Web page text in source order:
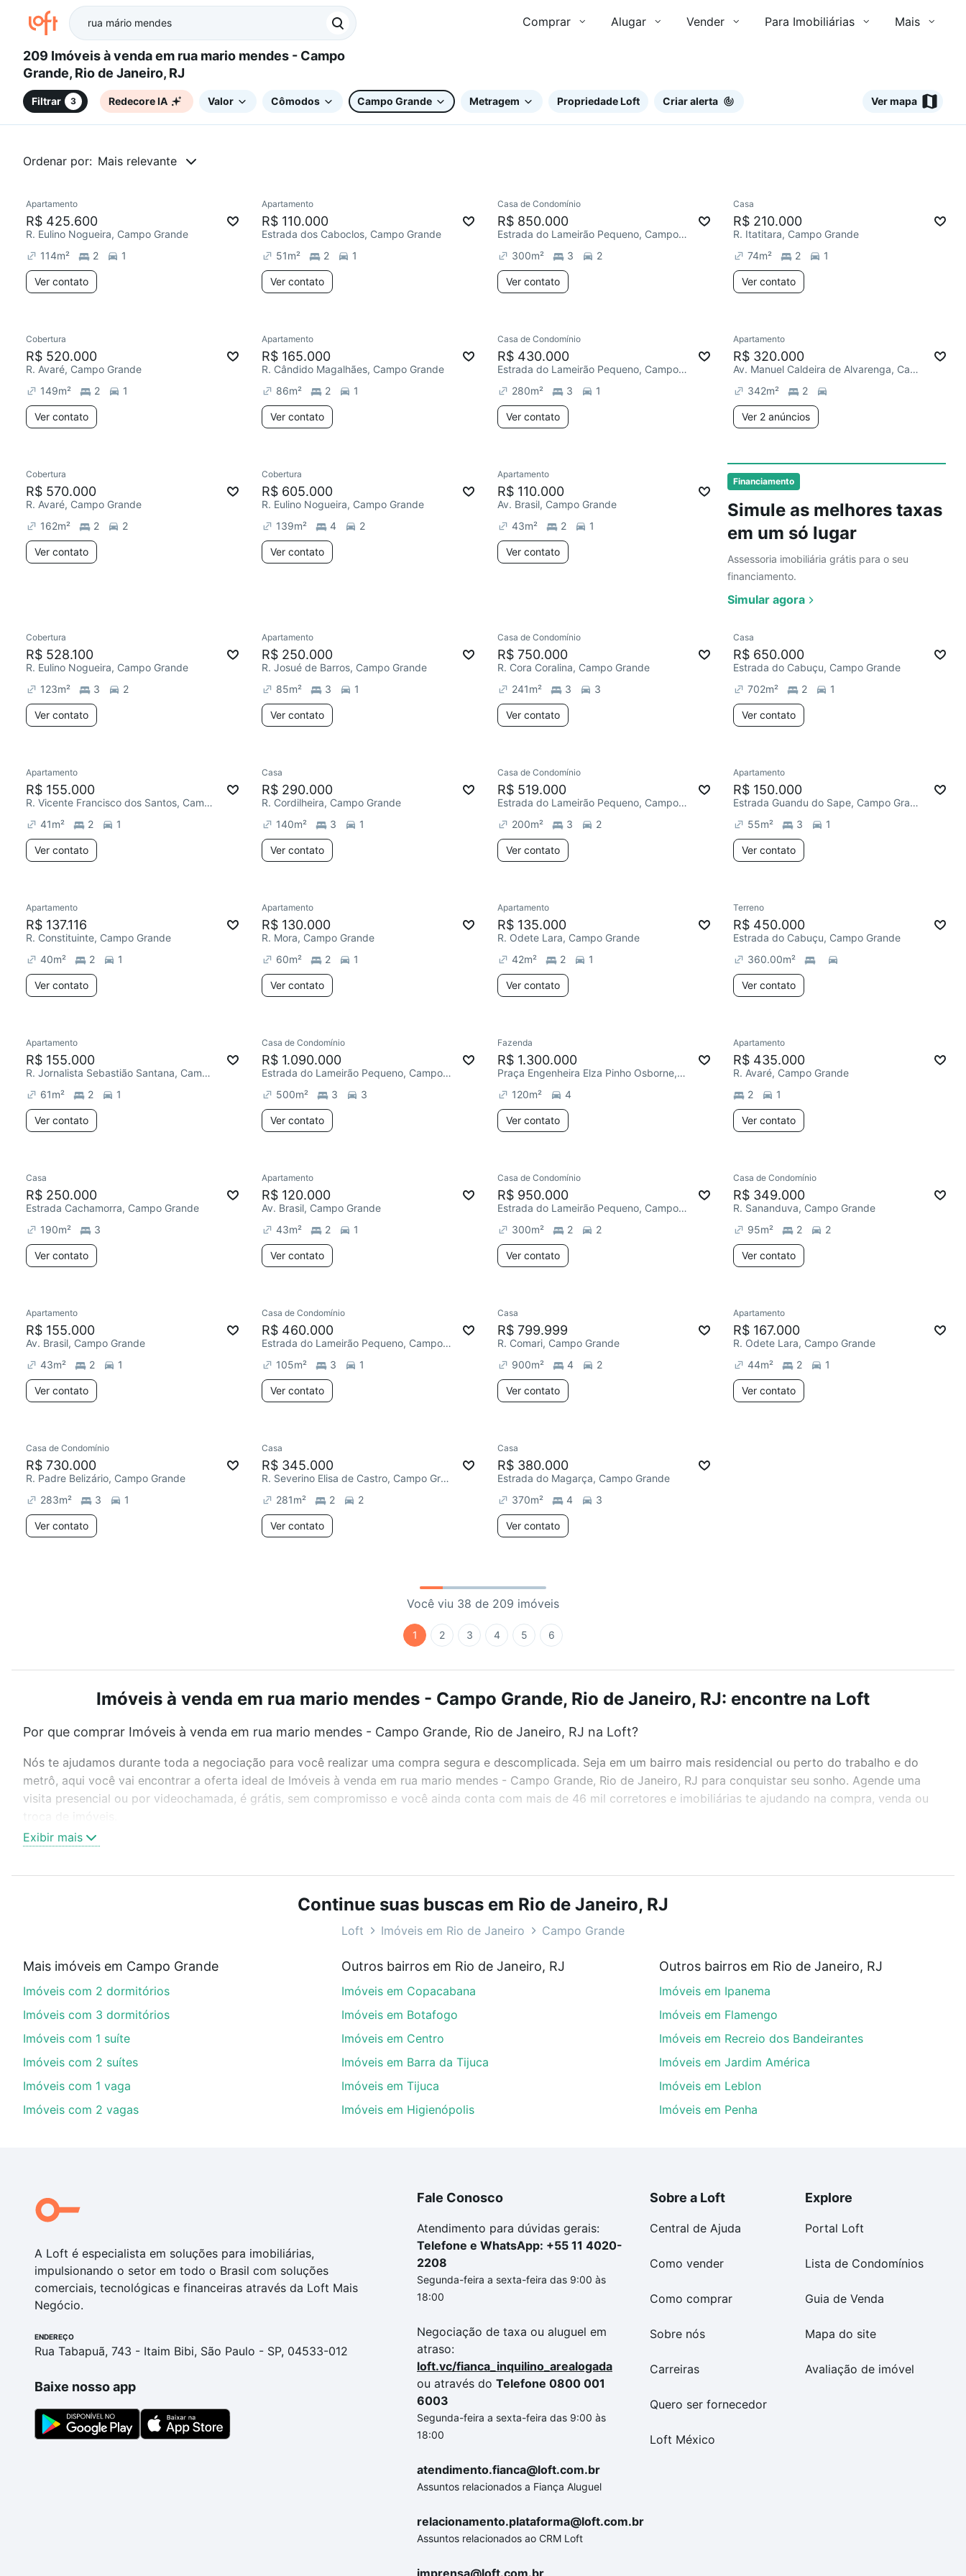
Comprar Alugar Vender Para Imobiliárias Mais
209 Imóveis à venda em rua mario mendes - Campo
Grande, Rio de Janeiro, RJ
Filtrar 3 Redecore IA Valor Cômodos Campo Grande Metragem Propriedade Loft Criar alerta Ver mapa
Ordenar por: Mais relevante
Financiamento
Simule as melhores taxas
em um só lugar
Assessoria imobiliária grátis para o seu
financiamento.
Simular agora
Chegou este mês
Apartamento
R$ 425.600
R. Eulino Nogueira, Campo Grande
114m² 2 1
Ver contato
Chegou este mês
Apartamento
R$ 110.000
Estrada dos Caboclos, Campo Grande
51m² 2 1
Ver contato
Chegou este mês
Casa de Condomínio
R$ 850.000
Estrada do Lameirão Pequeno, Campo Grande
300m² 3 2
Ver contato
Chegou este mês
Casa
R$ 210.000
R. Itatitara, Campo Grande
74m² 2 1
Ver contato
Chegou este mês
Cobertura
R$ 520.000
R. Avaré, Campo Grande
149m² 2 1
Ver contato
Redecorar
Apartamento
R$ 165.000
R. Cândido Magalhães, Campo Grande
86m² 2 1
Ver contato
Chegou este mês
Casa de Condomínio
R$ 430.000
Estrada do Lameirão Pequeno, Campo Grande
280m² 3 1
Ver contato
Chegou este mês
Apartamento
R$ 320.000
Av. Manuel Caldeira de Alvarenga, Campo Grande
342m² 2
Ver 2 anúncios
Redecorar
Ver
Cobertura
R$ 570.000
R. Avaré, Campo Grande
162m² 2 2
Ver contato
Chegou este mês
Cobertura
R$ 605.000
R. Eulino Nogueira, Campo Grande
139m² 4 2
Ver contato
Chegou este mês
Apartamento
R$ 110.000
Av. Brasil, Campo Grande
43m² 2 1
Ver contato
Chegou este mês
Cobertura
R$ 528.100
R. Eulino Nogueira, Campo Grande
123m² 3 2
Ver contato
Apartamento
R$ 250.000
R. Josué de Barros, Campo Grande
85m² 3 1
Ver contato
Casa de Condomínio
R$ 750.000
R. Cora Coralina, Campo Grande
241m² 3 3
Ver contato
Casa
R$ 650.000
Estrada do Cabuçu, Campo Grande
702m² 2 1
Ver contato
Apartamento
R$ 155.000
R. Vicente Francisco dos Santos, Campo Grande
41m² 2 1
Ver contato
Casa
R$ 290.000
R. Cordilheira, Campo Grande
140m² 3 1
Ver contato
Casa de Condomínio
R$ 519.000
Estrada do Lameirão Pequeno, Campo Grande
200m² 3 2
Ver contato
Apartamento
R$ 150.000
Estrada Guandu do Sape, Campo Grande
55m² 3 1
Ver contato
Apartamento
R$ 137.116
R. Constituinte, Campo Grande
40m² 2 1
Ver contato
Apartamento
R$ 130.000
R. Mora, Campo Grande
60m² 2 1
Ver contato
Apartamento
R$ 135.000
R. Odete Lara, Campo Grande
42m² 2 1
Ver contato
Terreno
R$ 450.000
Estrada do Cabuçu, Campo Grande
360.00m²
Ver contato
Apartamento
R$ 155.000
R. Jornalista Sebastião Santana, Campo Grande
61m² 2 1
Ver contato
Casa de Condomínio
R$ 1.090.000
Estrada do Lameirão Pequeno, Campo Grande
500m² 3 3
Ver contato
Fazenda
R$ 1.300.000
Praça Engenheira Elza Pinho Osborne, Campo Grande
120m² 4
Ver contato
Apartamento
R$ 435.000
R. Avaré, Campo Grande
2
1
Ver contato
Casa
R$ 250.000
Estrada Cachamorra, Campo Grande
190m² 3
Ver contato
Apartamento
R$ 120.000
Av. Brasil, Campo Grande
43m² 2 1
Ver contato
Casa de Condomínio
R$ 950.000
Estrada do Lameirão Pequeno, Campo Grande
300m² 2 2
Ver contato
Casa de Condomínio
R$ 349.000
R. Sananduva, Campo Grande
95m² 2 2
Ver contato
Apartamento
R$ 155.000
Av. Brasil, Campo Grande
43m² 2 1
Ver contato
Casa de Condomínio
R$ 460.000
Estrada do Lameirão Pequeno, Campo Grande
105m² 3 1
Ver contato
Casa
R$ 799.999
R. Comari, Campo Grande
900m² 4 2
Ver contato
Apartamento
R$ 167.000
R. Odete Lara, Campo Grande
44m² 2 1
Ver contato
Casa de Condomínio
R$ 730.000
R. Padre Belizário, Campo Grande
283m² 3 1
Ver contato
Casa
R$ 345.000
R. Severino Elisa de Castro, Campo Grande
281m² 2 2
Ver contato
Casa
R$ 380.000
Estrada do Magarça, Campo Grande
370m² 4 3
Ver contato
Você viu 38 de 209 imóveis
1 2 3 4 5 6
Imóveis à venda em rua mario mendes - Campo Grande, Rio de Janeiro, RJ: encontre na Loft
Por que comprar Imóveis à venda em rua mario mendes - Campo Grande, Rio de Janeiro, RJ na Loft?
Nós te ajudamos durante toda a negociação para você realizar uma compra segura e descomplicada. Seja em um bairro mais residencial ou perto do trabalho e do
metrô, aqui você vai encontrar a oferta ideal de Imóveis à venda em rua mario mendes - Campo Grande, Rio de Janeiro, RJ para conquistar seu sonho. Agende uma
visita presencial ou por videochamada, é grátis, sem compromisso e você ainda conta com mais de 46 mil corretores e imobiliárias te ajudando na compra, venda ou
Como escolher um imóvel?
Use barra de busca no topo para pesquisar por ruas, bairros e até condomínios favoritos. Você também pode usar os filtros como quantidade de quartos, suítes, com
ou sem vaga de garagem para combinar perfeitamente com o preço, metragem e comodidades, como piscina, academia, salão de festas ou área verde e encontrar
Imóveis à venda em rua mario mendes - Campo Grande, Rio de Janeiro, RJ ideal para você na Loft.
Aqui na Loft temos a oferta ideal para você, com Imóveis à venda em rua mario mendes - Campo Grande, Rio de Janeiro, RJ que custam a partir de R$ 0 e com nossas
opções de financiamento imobiliário as parcelas podem se adequar ao seu orçamento. Se ainda tem alguma dúvida dos custos envolvidos no processo de compra,
veja em nosso portal quanto custa comprar um apartamento e conte com a gente para comprar o imóvel dos seus sonhos com segurança e conforto. Loft, com você
Exibir mais
Continue suas buscas em Rio de Janeiro, RJ
Loft Imóveis em Rio de Janeiro Campo Grande
Mais imóveis em Campo Grande
Imóveis com 2 dormitórios
Imóveis com 3 dormitórios
Imóveis com 1 suíte
Imóveis com 2 suítes
Imóveis com 1 vaga
Imóveis com 2 vagas
Outros bairros em Rio de Janeiro, RJ
Imóveis em Copacabana
Imóveis em Botafogo
Imóveis em Centro
Imóveis em Barra da Tijuca
Imóveis em Tijuca
Imóveis em Higienópolis
Outros bairros em Rio de Janeiro, RJ
Imóveis em Ipanema
Imóveis em Flamengo
Imóveis em Recreio dos Bandeirantes
Imóveis em Jardim América
Imóveis em Leblon
Imóveis em Penha
A Loft é especialista em soluções para imobiliárias,
impulsionando o setor em todo o Brasil com soluções
comerciais, tecnológicas e financeiras através da Loft Mais
Negócio.
ENDEREÇO
Rua Tabapuã, 743 - Itaim Bibi, São Paulo - SP, 04533-012
Baixe nosso app
Fale Conosco
Atendimento para dúvidas gerais:
Telefone e WhatsApp: +55 11 4020-
2208
Segunda-feira a sexta-feira das 9:00 às
18:00
Negociação de taxa ou aluguel em
atraso:
loft.vc/fianca_inquilino_arealogada
ou através do Telefone 0800 001
6003
Segunda-feira a sexta-feira das 9:00 às
18:00
atendimento.fianca@loft.com.br
Assuntos relacionados a Fiança Aluguel
relacionamento.plataforma@loft.com.br
Assuntos relacionados ao CRM Loft
imprensa@loft.com.br
Sobre a Loft
Central de Ajuda
Como vender
Como comprar
Sobre nós
Carreiras
Quero ser fornecedor
Loft México
Explore
Portal Loft
Lista de Condomínios
Guia de Venda
Mapa do site
Avaliação de imóvel